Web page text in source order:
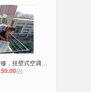
北京空调维修，挂壁式空调、立式柜式
50.00/台